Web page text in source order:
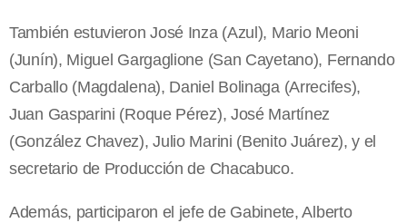
También estuvieron José Inza (Azul), Mario Meoni
(Junín), Miguel Gargaglione (San Cayetano), Fernando
Carballo (Magdalena), Daniel Bolinaga (Arrecifes),
Juan Gasparini (Roque Pérez), José Martínez
(González Chavez), Julio Marini (Benito Juárez), y el
secretario de Producción de Chacabuco.
Además, participaron el jefe de Gabinete, Alberto